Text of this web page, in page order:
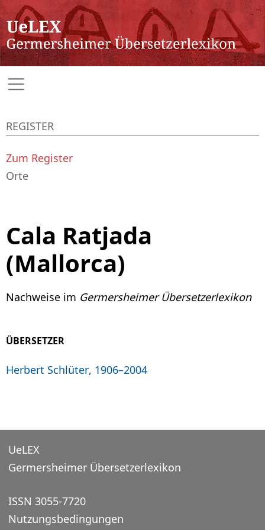
Cala Ratjada
(Mallorca)
Nachweise im Germersheimer Übersetzerlexikon
ÜBERSETZER
Herbert Schlüter, 1906–2004
REGISTER
Zum Register
Orte
UeLEX
Germersheimer Übersetzerlexikon
ISSN 3055-7720
Nutzungsbedingungen